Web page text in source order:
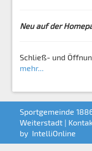
Neu auf der
Schließ- und
mehr...
Sportgemeinde
Weiterstadt |
by IntelliOnline